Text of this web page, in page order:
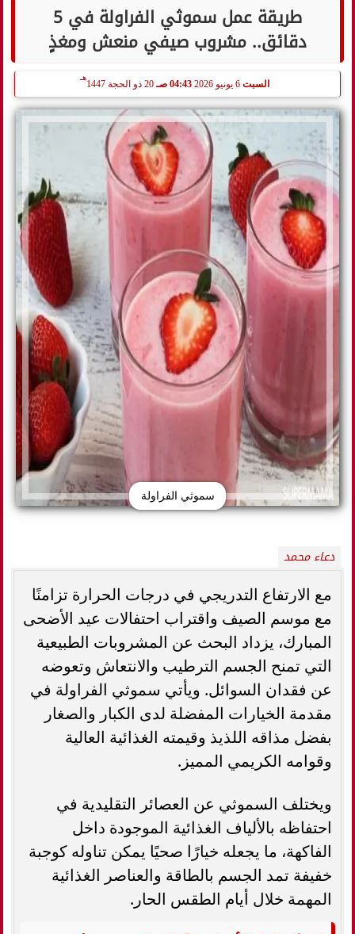
طريقة عمل سموثي الفراولة في 5
دقائق.. مشروب صيفي منعش ومغذٍ
السبت 6 يونيو 2026 04:43 صـ 20 ذو الحجة 1447
هـ
سموثي الفراولة
دعاء محمد
مع الارتفاع التدريجي في درجات الحرارة تزامنًا
مع موسم الصيف واقتراب احتفالات عيد الأضحى
المبارك، يزداد البحث عن المشروبات الطبيعية
التي تمنح الجسم الترطيب والانتعاش وتعوضه
عن فقدان السوائل. ويأتي سموثي الفراولة في
مقدمة الخيارات المفضلة لدى الكبار والصغار
بفضل مذاقه اللذيذ وقيمته الغذائية العالية
وقوامه الكريمي المميز.
ويختلف السموثي عن العصائر التقليدية في
احتفاظه بالألياف الغذائية الموجودة داخل
الفاكهة، ما يجعله خيارًا صحيًا يمكن تناوله كوجبة
خفيفة تمد الجسم بالطاقة والعناصر الغذائية
المهمة خلال أيام الطقس الحار.